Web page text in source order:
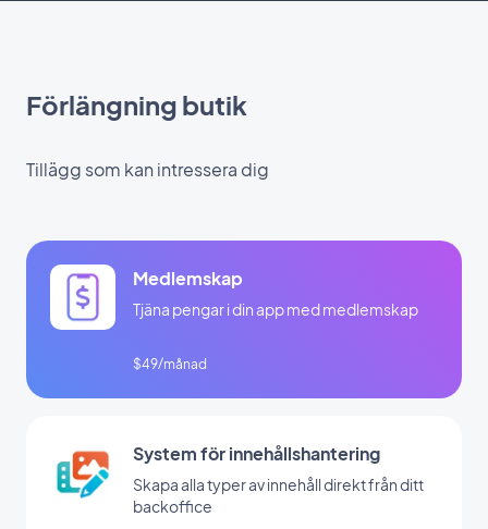
Förlängning butik
Tillägg som kan intressera dig
Medlemskap
Tjäna pengar i din app med medlemskap
$49/månad
System för innehållshantering
Skapa alla typer av innehåll direkt från ditt
backoffice